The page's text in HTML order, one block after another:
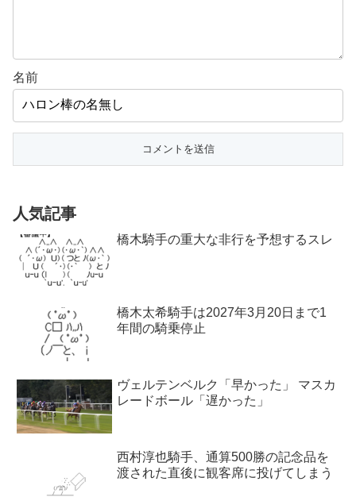
名前
人気記事
橋木騎手の重大な非行を予想するスレ
橋木太希騎手は2027年3月20日まで1
年間の騎乗停止
ヴェルテンベルク「早かった」 マスカ
レードボール「遅かった」
西村淳也騎手、通算500勝の記念品を
渡された直後に観客席に投げてしまう